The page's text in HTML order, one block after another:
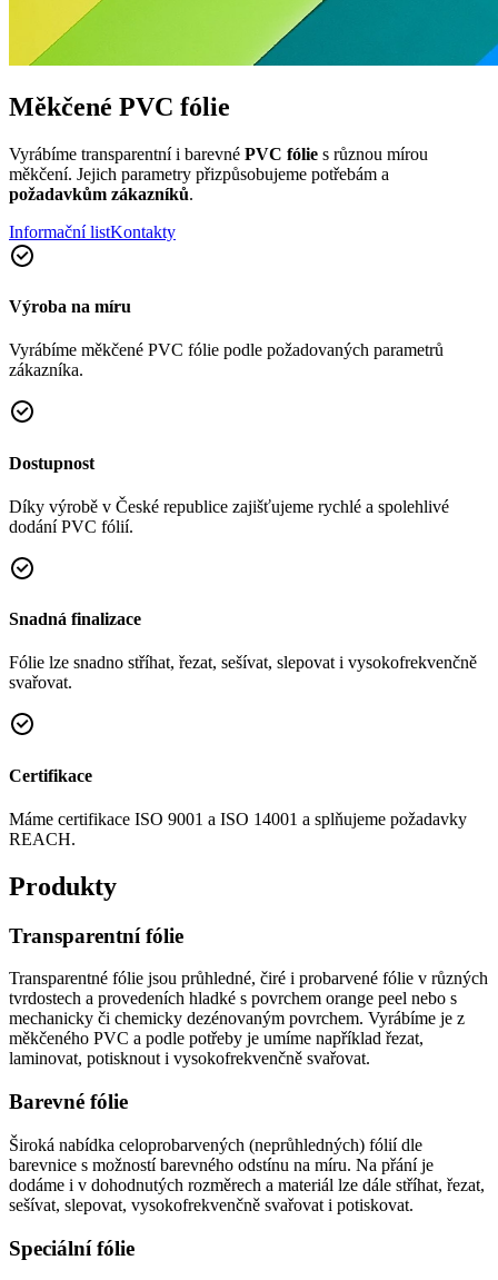
Měkčené PVC fólie
Vyrábíme transparentní i barevné PVC fólie s různou mírou
měkčení. Jejich parametry přizpůsobujeme potřebám a
požadavkům zákazníků.
Informační listKontakty
Výroba na míru
Vyrábíme měkčené PVC fólie podle požadovaných parametrů
zákazníka.
Dostupnost
Díky výrobě v České republice zajišťujeme rychlé a spolehlivé
dodání PVC fólií.
Snadná finalizace
Fólie lze snadno stříhat, řezat, sešívat, slepovat i vysokofrekvenčně
svařovat.
Certifikace
Máme certifikace ISO 9001 a ISO 14001 a splňujeme požadavky
REACH.
Produkty
Transparentní fólie
Transparentné fólie jsou průhledné, čiré i probarvené fólie v různých
tvrdostech a provedeních hladké s povrchem orange peel nebo s
mechanicky či chemicky dezénovaným povrchem. Vyrábíme je z
měkčeného PVC a podle potřeby je umíme například řezat,
laminovat, potisknout i vysokofrekvenčně svařovat.
Barevné fólie
Široká nabídka celoprobarvených (neprůhledných) fólií dle
barevnice s možností barevného odstínu na míru. Na přání je
dodáme i v dohodnutých rozměrech a materiál lze dále stříhat, řezat,
sešívat, slepovat, vysokofrekvenčně svařovat i potiskovat.
Speciální fólie